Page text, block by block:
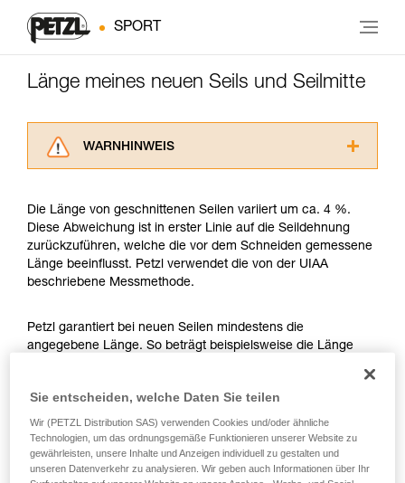
SPORT
Länge meines neuen Seils und Seilmitte
WARNHINWEIS
aufmerksam durch, bevor Sie diesen zu Rate
ziehen. Um diese Zusatzinformationen
verstehen zu können, müssen Sie zuerst die in
der Gebrauchsanweisung enthaltenen
Informationen richtig verstanden haben.
entsprechende Ausbildung und ein spezielles
Training voraus. Prüfen Sie zusammen mit
Sie ihn eigenständig durchführen.
verbundenen Techniken. Möglicherweise gibt es
noch andere Techniken, die hier nicht
beschrieben werden.
Die Länge von geschnittenen Seilen variiert um ca. 4 %.
Diese Abweichung ist in erster Linie auf die Seildehnung
zurückzuführen, welche die vor dem Schneiden gemessene
Länge beeinflusst. Petzl verwendet die von der UIAA
beschriebene Messmethode.
Petzl garantiert bei neuen Seilen mindestens die
angegebene Länge. So beträgt beispielsweise die Länge
höchstens 52 Meter. Ein anderes Beispiel, ein neues Petzl-
Seil von 70 Meter Länge ist mindestens 70 Meter und
höchstens 73 Meter lang. Desgleichen können Sie bei der
Seilmittenmarkierung eine Abweichung von 1,2 m zwischen
den beiden Enden Ihres Seils feststellen.
Sie entscheiden, welche Daten Sie teilen
Wir (PETZL Distribution SAS) verwenden Cookies und/oder ähnliche
Technologien, um das ordnungsgemäße Funktionieren unserer Website zu
gewährleisten, unsere Inhalte und Anzeigen individuell zu gestalten und
unseren Datenverkehr zu analysieren. Wir geben auch Informationen über Ihr